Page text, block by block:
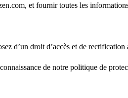
et fournir toutes les
d’un droit d’accès et de rectification
de notre politique de